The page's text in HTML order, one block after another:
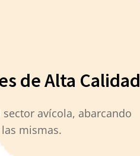
de Alta Calidad
avícola, abarcando
mismas.